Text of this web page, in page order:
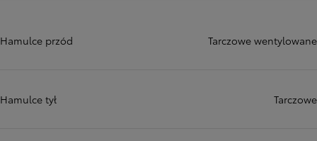
Hamulce przód Tarczowe wentylowane
Hamulce tył Tarczowe